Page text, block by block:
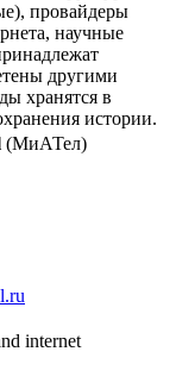
провайдеры
научные
другими
хранятся в
истории.
(МиАТел)
internet